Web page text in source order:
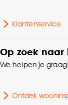
Goed om te
Gewicht
Voltage
Klantenservice
Op zoek naar
We helpen je graag!
Ontdek